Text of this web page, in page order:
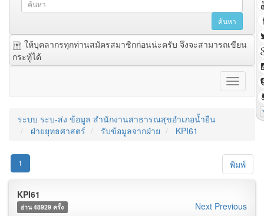
ให้บุคลากรทุกท่านสมัครสมาชิกก่อนน่ะครับ จึงจะสามารถเขียน
กระทู้ได้
ระบบ ระบ-ส่ง ข้อมูล สำนักงานสาธารณสุขอำเภอน้ำยืน
ฝ่ายยุทธศาสตร์
รับข้อมูลจากฝ่าย KPI61
พิมพ์
1
KPI61
อ่าน 48929 ครั้ง Next Previous